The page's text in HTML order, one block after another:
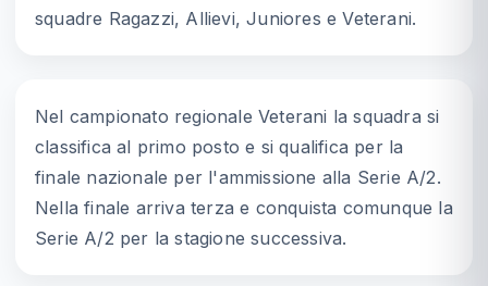
squadre Ragazzi, Allievi, Juniores e Veterani.
Nel campionato regionale Veterani la squadra si
classifica al primo posto e si qualifica per la
finale nazionale per l'ammissione alla Serie A/2.
Nella finale arriva terza e conquista comunque la
Serie A/2 per la stagione successiva.